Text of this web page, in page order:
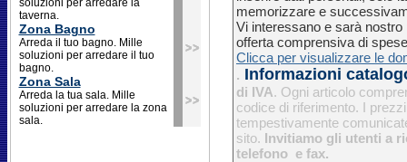
soluzioni per arredare la
taverna.
Zona Bagno
Arreda il tuo bagno. Mille
soluzioni per arredare il tuo
bagno.
Zona Sala
Arreda la tua sala. Mille
soluzioni per arredare la zona
sala.
memorizzare e
Vi interessano e sarà
offerta comprensiva di
Clicca per visualizzare le
. Informazioni
di IVA. Ogni articolo
codice di riferimento. I
tempestivamente
sito. Invitiamo gli utenti a
telefono e fax.